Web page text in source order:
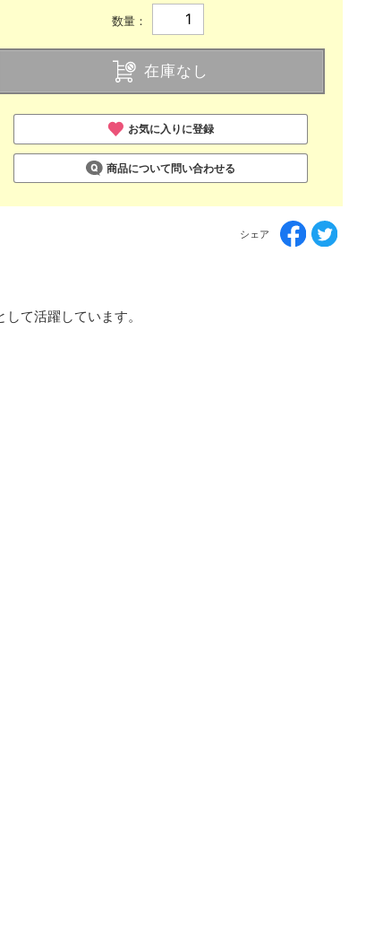
数量：
在庫なし
お気に入りに登録
商品について問い合わせる
シェア
て活躍しています。